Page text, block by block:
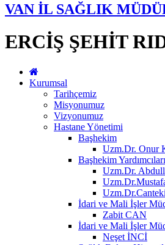
VAN İL SAĞLIK
ERCİŞ ŞEHİT
Kurumsal
Tarihçemiz
Misyonumuz
Vizyonumuz
Hastane Yönetimi
Başhekim
Uzm.Dr. Onur
Başhekim
Uzm.Dr.
İdari ve Mali İşler
Zabit CAN
İdari ve Mali İşler
Neşet İNCİ